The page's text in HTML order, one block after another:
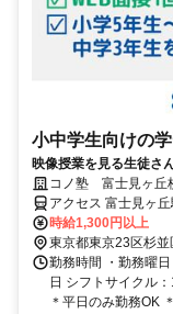
小中学生向けの
映像授業を見る生徒さ
WEB面接/1回｜週2日
答｜1分単位で給与支
退社
コノ塾 富士見ヶ丘
アクセス 富士見ヶ
時給1,300円以上
東京都東京23区杉並
勤務時間 ・勤務曜
日 シフトサイクル
＊平日のみ勤務OK